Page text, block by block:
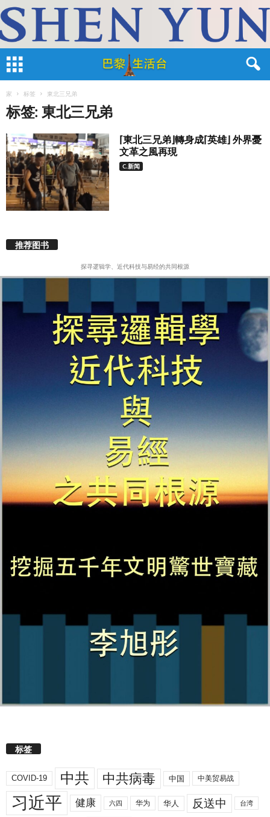
家 标签 東北三兄弟
标签: 東北三兄弟
⌈東北三兄弟⌋轉身成⌈英雄⌋ 外界憂
文革之風再現
C.新闻
推荐图书
探寻逻辑学、近代科技与易经的共同根源
标签
COVID-19 中共 中共病毒 中国 中美贸易战
习近平 健康 六四 华为 华人 反送中 台湾